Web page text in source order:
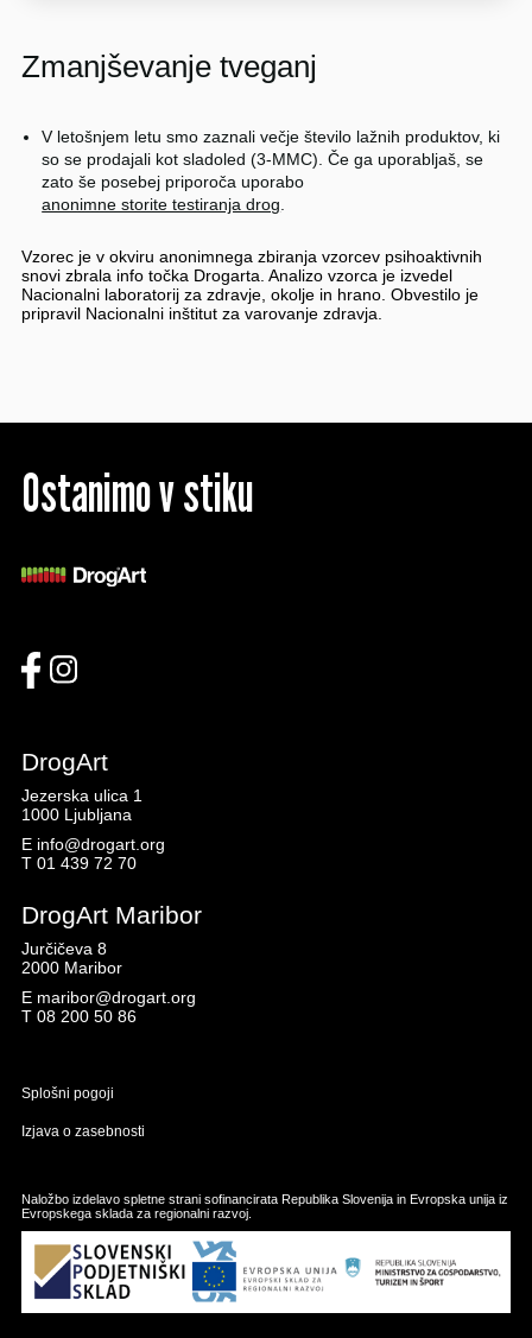
Zmanjševanje tveganj
V letošnjem letu smo zaznali večje število lažnih produktov, ki
so se prodajali kot sladoled (3-MMC). Če ga uporabljaš, se
zato še posebej priporoča uporabo
anonimne storite testiranja drog
Vzorec je v okviru anonimnega zbiranja vzorcev psihoaktivnih
snovi zbrala info točka Drogarta. Analizo vzorca je izvedel
Nacionalni laboratorij za zdravje, okolje in hrano. Obvestilo je
pripravil Nacionalni inštitut za varovanje zdravja.
Ostanimo v stiku
DrogArt
Jezerska ulica 1
1000 Ljubljana
E info@drogart.org
T 01 439 72 70
DrogArt Maribor
Jurčičeva 8
2000 Maribor
E maribor@drogart.org
T 08 200 50 86
Splošni pogoji
Izjava o zasebnosti
Naložbo izdelavo spletne strani sofinancirata Republika Slovenija in Evropska unija iz
Evropskega sklada za regionalni razvoj.